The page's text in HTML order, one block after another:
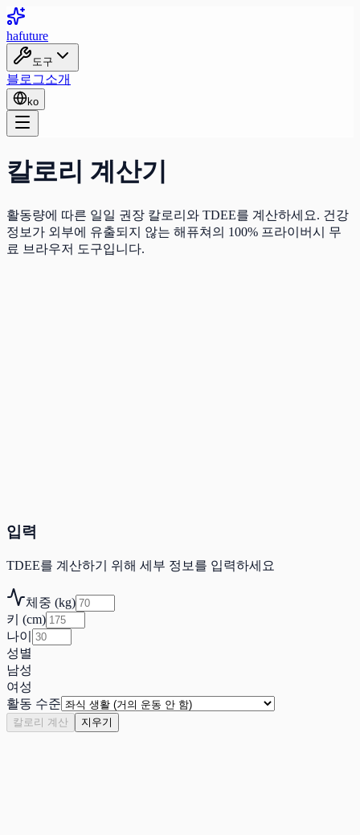
hafuture
도구
블로그소개
ko
칼로리 계산기
활동량에 따른 일일 권장 칼로리와 TDEE를 계산하세요. 건강
정보가 외부에 유출되지 않는 해퓨쳐의 100% 프라이버시 무
료 브라우저 도구입니다.
입력
TDEE를 계산하기 위해 세부 정보를 입력하세요
체중 (kg)
키 (cm)
나이
성별
남성
여성
활동 수준
칼로리 계산 지우기